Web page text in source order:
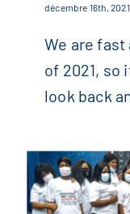
décembre 16th, 2021
We are
of 2021, so
look back